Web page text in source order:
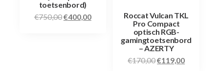
toetsenbord)
€750,00€400,00
Roccat Vulcan TKL
Pro Compact
optisch RGB-
gamingtoetsenbord
– AZERTY
€170,00€119,00